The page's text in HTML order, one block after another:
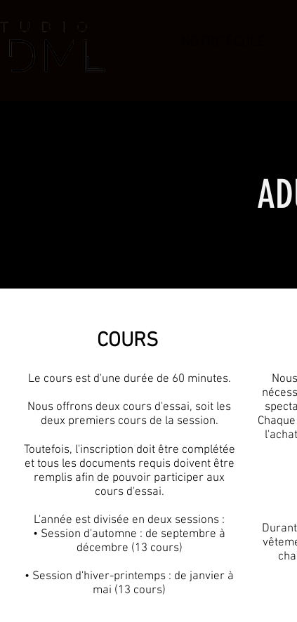
COURS
Le cours est d'une durée de 60 minutes.
Nous offrons deux cours d'essai, soit les
deux premiers cours de la session.
Toutefois, l'inscription doit être complétée
et tous les documents requis doivent être
remplis afin de pouvoir participer aux
cours d'essai.
L'année est divisée en deux sessions :
• Session d'automne : de septembre à
décembre (13 cours)
• Session d'hiver-printemps : de janvier à
mai (13 cours)